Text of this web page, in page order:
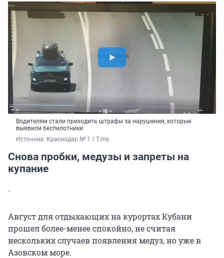
Водителям стали приходить штрафы за нарушения, которые
выявили беспилотники
Источник: Краснодар № 1 / T.me
Снова пробки, медузы и запреты на
купание
.
Август для отдыхающих на курортах Кубани
прошел более-менее спокойно, не считая
нескольких случаев появления медуз, но уже в
Азовском море.